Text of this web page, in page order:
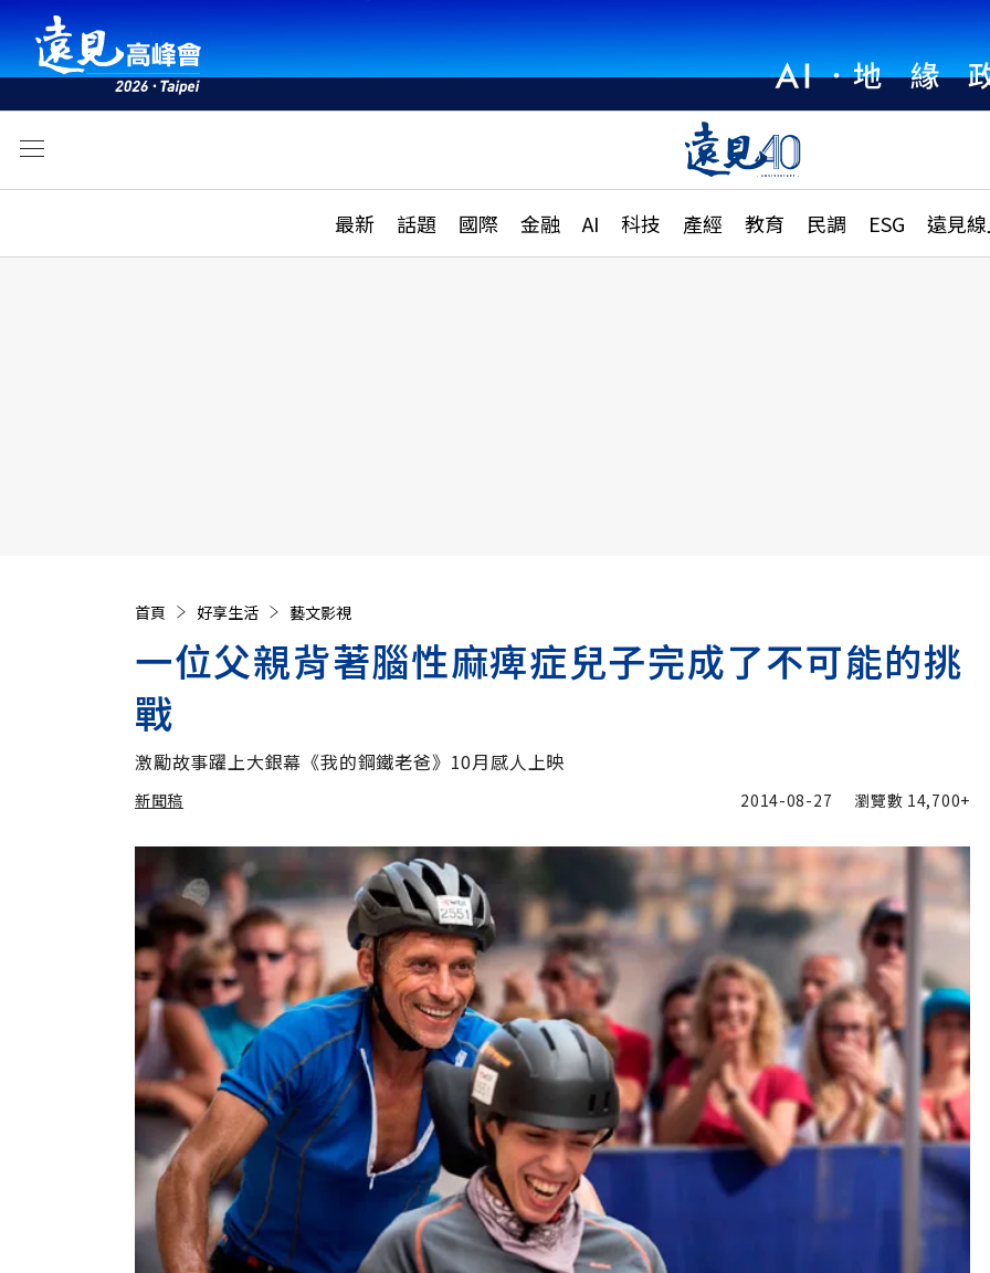
最新 話題 國際 金融 AI 科技 產經 教育 民調 ESG 遠見
活動
話題
國際
特輯
大學升學、職涯攻略
縣市施政調查全解析
首頁 好享生活 藝文影視
一位父親背著腦性麻痺症兒子完成了不可能的挑
戰
激勵故事躍上大銀幕《我的鋼鐵老爸》10月感人上映
新聞稿
加入追蹤
2014-08-27 瀏覽數 14,700+